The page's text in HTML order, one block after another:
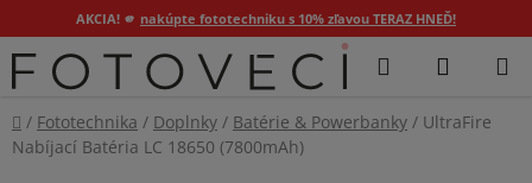
AKCIA! 🫵 nakúpte fototechniku s 10% zľavou TERAZ HNEĎ!
Prejsť
na
Hľadať
Domov
/ Fototechnika / Doplnky / Batérie & Powerbanky / UltraFire
Nabíjací Batéria LC 18650 (7800mAh)